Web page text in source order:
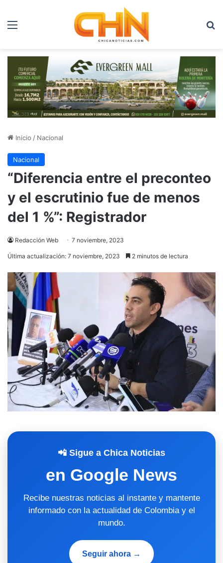
Menú
Inicio / Nacional
Nacional
“Diferencia entre el preconteo
y el escrutinio fue de menos
del 1 %”: Registrador
Redacción Web 7 noviembre, 2023
Última actualización: 7 noviembre, 2023 2 minutos de lectura
📲 Sigue a Chica Noticias
en Google News
Recibe nuestras noticias al instante y mantente
informado con la actualidad de Colombia y el
mundo.
Seguir ahora →